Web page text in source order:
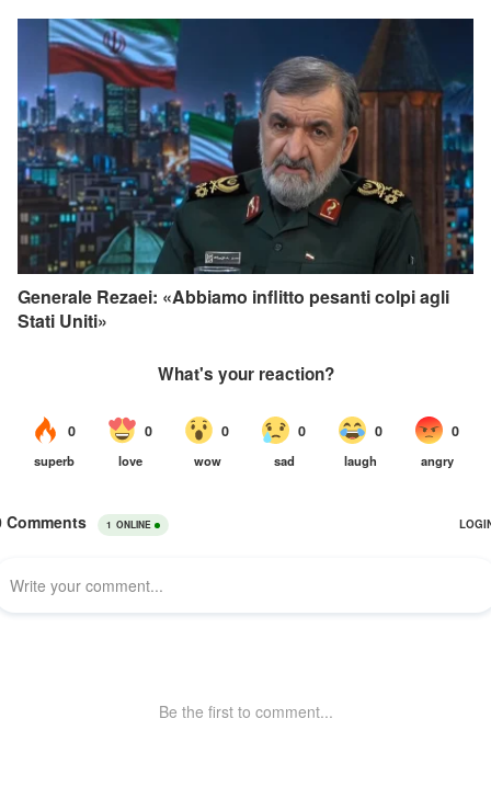
Generale Rezaei: «Abbiamo inflitto pesanti colpi agli
Stati Uniti»